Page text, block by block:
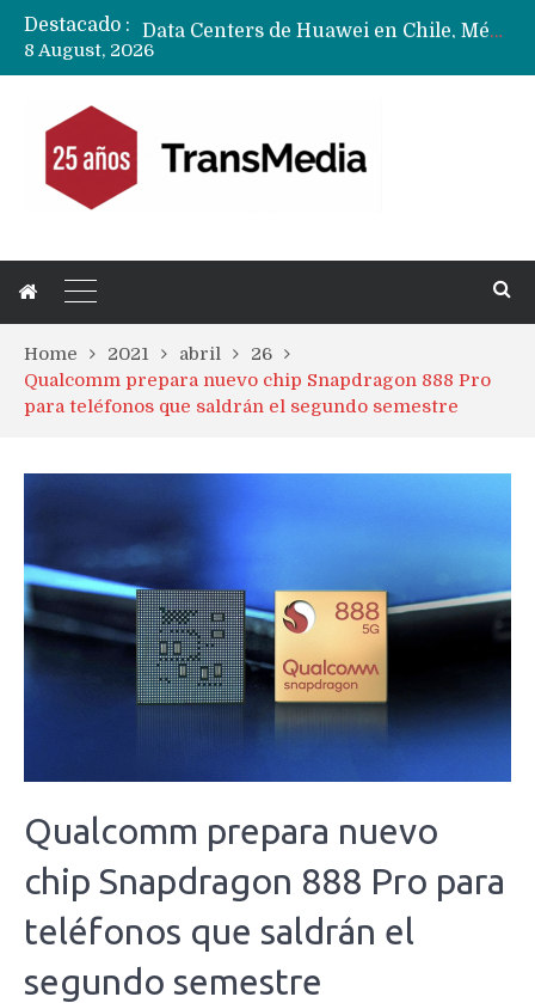
Destacado :
8 August, 2026
Home 2021 abril
26
Qualcomm prepara nuevo chip Snapdragon 888 Pro
para teléfonos que saldrán el segundo semestre
Qualcomm prepara nuevo
chip Snapdragon 888 Pro para
teléfonos que saldrán el
segundo semestre